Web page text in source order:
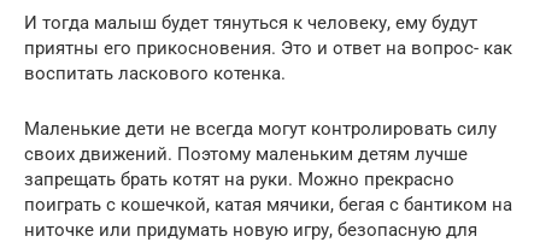
И тогда малыш будет тянуться к человеку, ему будут
приятны его прикосновения. Это и ответ на вопрос- как
воспитать ласкового котенка.
Маленькие дети не всегда могут контролировать силу
своих движений. Поэтому маленьким детям лучше
запрещать брать котят на руки. Можно прекрасно
поиграть с кошечкой, катая мячики, бегая с бантиком на
ниточке или придумать новую игру, безопасную для